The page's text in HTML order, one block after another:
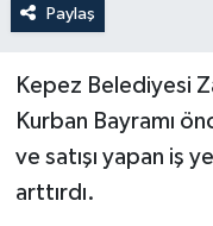
Paylaş
Kepez Belediyesi
Kurban Bayramı
ve satışı yapan iş
arttırdı.